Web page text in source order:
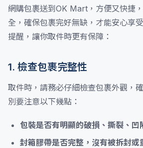
網購包裹送到OK Mart，方便又快捷
全，確保包裹完好無缺，才能安心享
提醒，讓你取件時更有保障：
1. 檢查包裹完整性
取件時，請務必仔細檢查包裹外觀，
別要注意以下幾點：
包裝是否有明顯的破損、撕裂、凹
封箱膠帶是否完整，沒有被拆封或